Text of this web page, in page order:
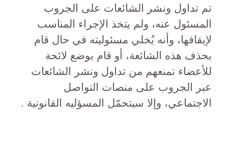
تم تداول ونشر الشائعات على الجروب
المسئول عنه، ولم يتخذ الإجراء المناسب
لإيقافها، وأنه يُخلي مسئوليته في حال قام
بحذف هذه الشائعة، أو قام بوضع لائحة
للأعضاء تمنعهم من تداول ونشر الشائعات
عبر الجروب على منصات التواصل
الاجتماعي، وإلا سيتحمّل المسؤليه القانونية .